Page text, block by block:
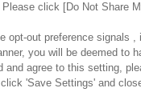
click [Do Not Share
opt-out preference signals
you will be deemed to
agree to this setting,
'Save Settings' and